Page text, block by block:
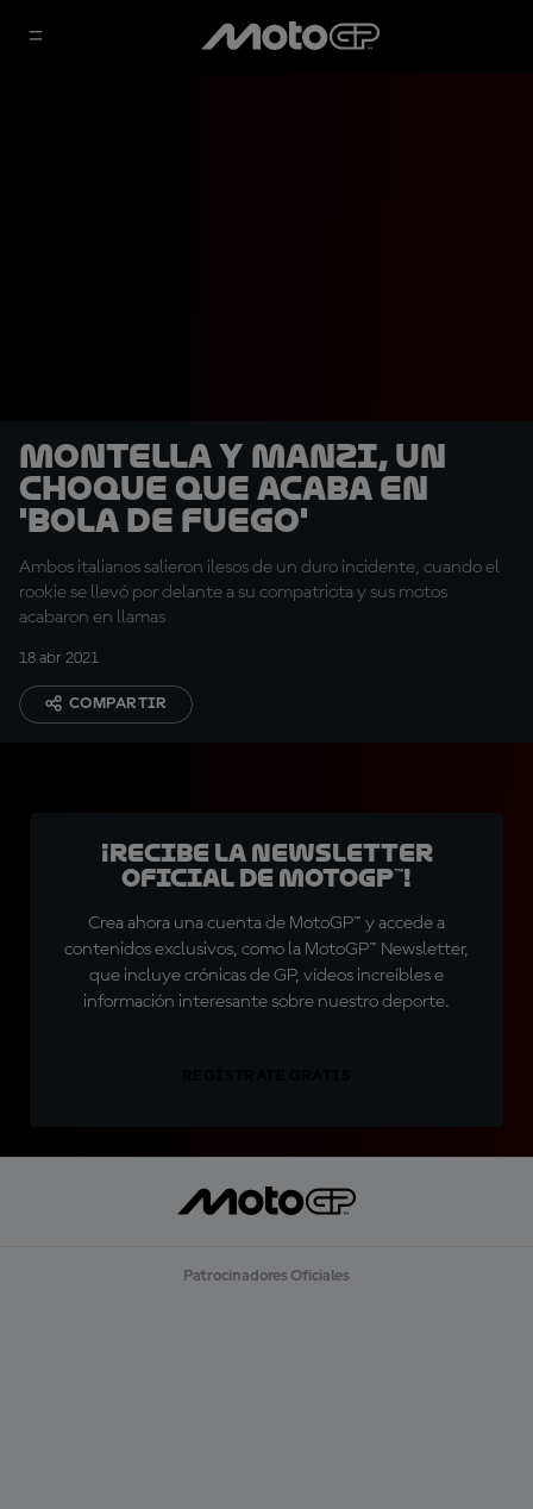
Montella y Manzi, un
choque que acaba en
'bola de fuego'
Ambos italianos salieron ilesos de un duro incidente, cuando el
rookie se llevó por delante a su compatriota y sus motos
acabaron en llamas
18 abr 2021
COMPARTIR
¡Recibe la Newsletter
oficial de MotoGP™!
Crea ahora una cuenta de MotoGP™ y accede a
contenidos exclusivos, como la MotoGP™ Newsletter,
que incluye crónicas de GP, vídeos increíbles e
información interesante sobre nuestro deporte.
Patrocinadores Oficiales